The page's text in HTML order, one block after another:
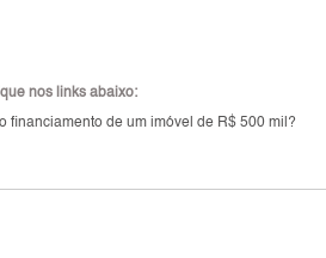
nos links abaixo:
financiamento de um imóvel de R$ 500 mil?